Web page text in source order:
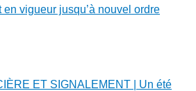
vigueur jusqu’à nouvel ordre
ET SIGNALEMENT | Un été